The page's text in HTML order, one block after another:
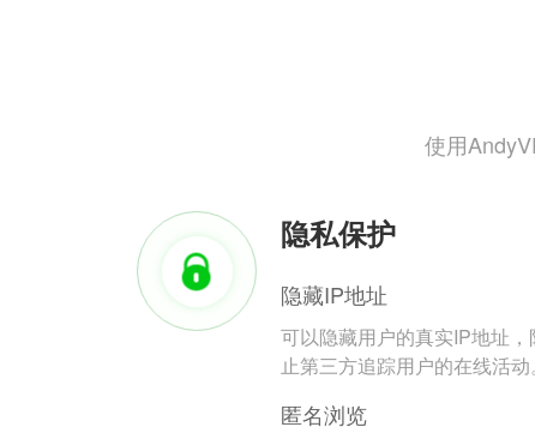
使用
隐私保护
隐藏IP地址
可以隐藏用户的真实IP地址，
止第三方追踪用户的在线活动。
匿名浏览